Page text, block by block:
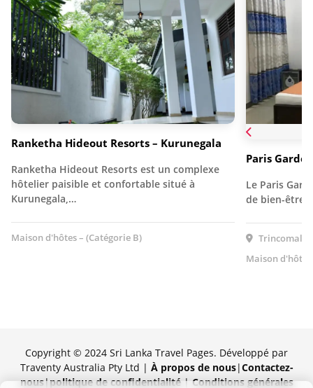
Ranketha Hideout Resorts – Kurunegala
Ranketha Hideout Resorts est un complexe
hôtelier paisible et confortable situé à
Kurunegala,…
Maison d'hôtes – (Catégorie B)
Paris
Le Paris
de bien-être
Maison
Copyright © 2024 Sri Lanka Travel Pages. Développé par
Traventy Australia Pty Ltd | À propos de nous|Contactez-
nous| politique de confidentialité| Conditions générales